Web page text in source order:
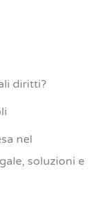
diritti?
nel
soluzioni e